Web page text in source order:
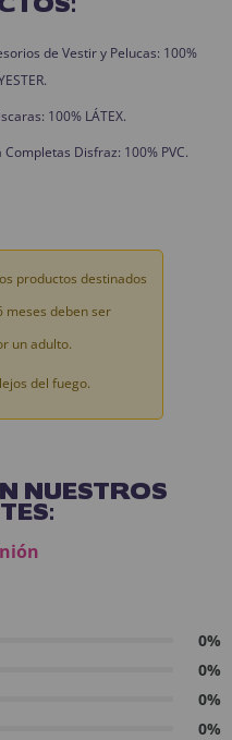
de Vestir y Pelucas: 100%
100% LÁTEX.
Disfraz: 100% PVC.
productos destinados
meses deben ser
un adulto.
del fuego.
NUESTROS
0%
0%
0%
0%